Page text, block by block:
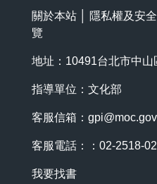
關於本站 隱私權及安
覽
地址：10491台北市中山
指導單位：文化部
客服信箱：
客服電話：：02-2518-
我要找書